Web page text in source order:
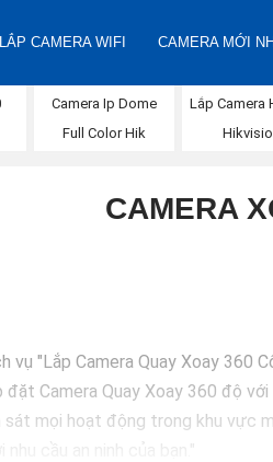
LẮP CAMERA WIFI CAMERA MỚI
Camera Ip Dome
Full Color Hik
Lắp Camera
CAMERA
"Lắp Camera Quay Xoay 360
đặt Camera Quay Xoay 360 độ
sát mọi hoạt động trong khu